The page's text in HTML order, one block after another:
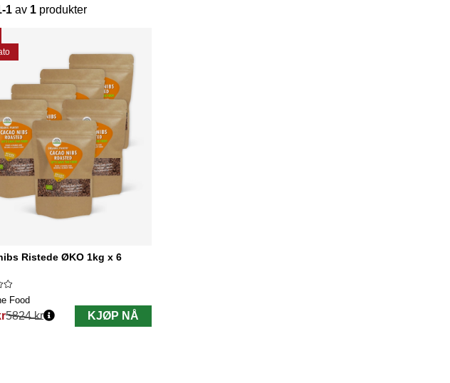
1 av 1 produkter
Ristede ØKO 1kg x 6
Food
5824 kr KJØP NÅ